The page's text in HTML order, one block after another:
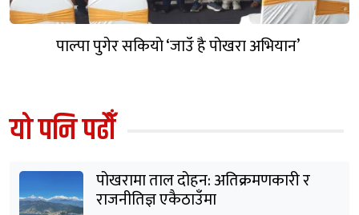
पाल्पा पुगेर सकियाे ‘जाउँ है पोखरा अभियान’
यो पनि पढौँ
पोखरामा ताल दोहन: अतिक्रमणकारी र
राजनीतिज्ञ एकैठाउँमा